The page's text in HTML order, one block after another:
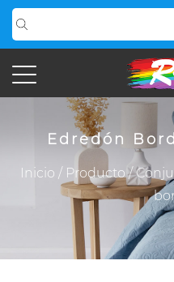
Edredón
Inicio / Producto/